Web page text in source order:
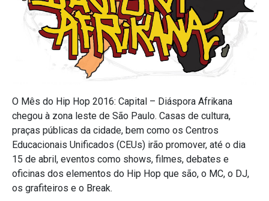
O Mês do Hip Hop 2016: Capital – Diáspora Afrikana
chegou à zona leste de São Paulo. Casas de cultura,
praças públicas da cidade, bem como os Centros
Educacionais Unificados (CEUs) irão promover, até o dia
15 de abril, eventos como shows, filmes, debates e
oficinas dos elementos do Hip Hop que são, o MC, o DJ,
os grafiteiros e o Break.